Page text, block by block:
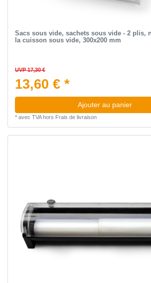
Sacs sous vide, sachets sous vide - 2 plis,
la cuisson sous vide, 300x200 mm
UVP 17,30 €
13,60 € *
Ajouter au panier
* avec TVAhors Frais de livraison